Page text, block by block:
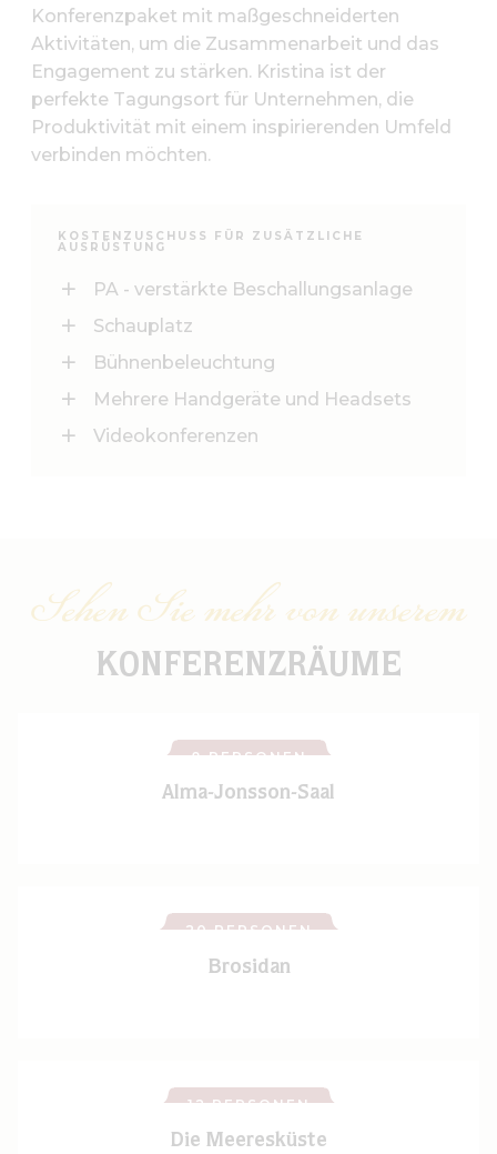
Konferenzpaket mit maßgeschneiderten
Aktivitäten, um die Zusammenarbeit und das
Engagement zu stärken. Kristina ist der
perfekte Tagungsort für Unternehmen, die
Produktivität mit einem inspirierenden Umfeld
verbinden möchten.
KOSTENZUSCHUSS FÜR ZUSÄTZLICHE
AUSRÜSTUNG
PA - verstärkte Beschallungsanlage
Schauplatz
Bühnenbeleuchtung
Mehrere Handgeräte und Headsets
Videokonferenzen
Sehen Sie mehr von unserem
KONFERENZRÄUME
8 PERSONEN
Alma-Jonsson-Saal
20 PERSONEN
Brosidan
12 PERSONEN
Die Meeresküste